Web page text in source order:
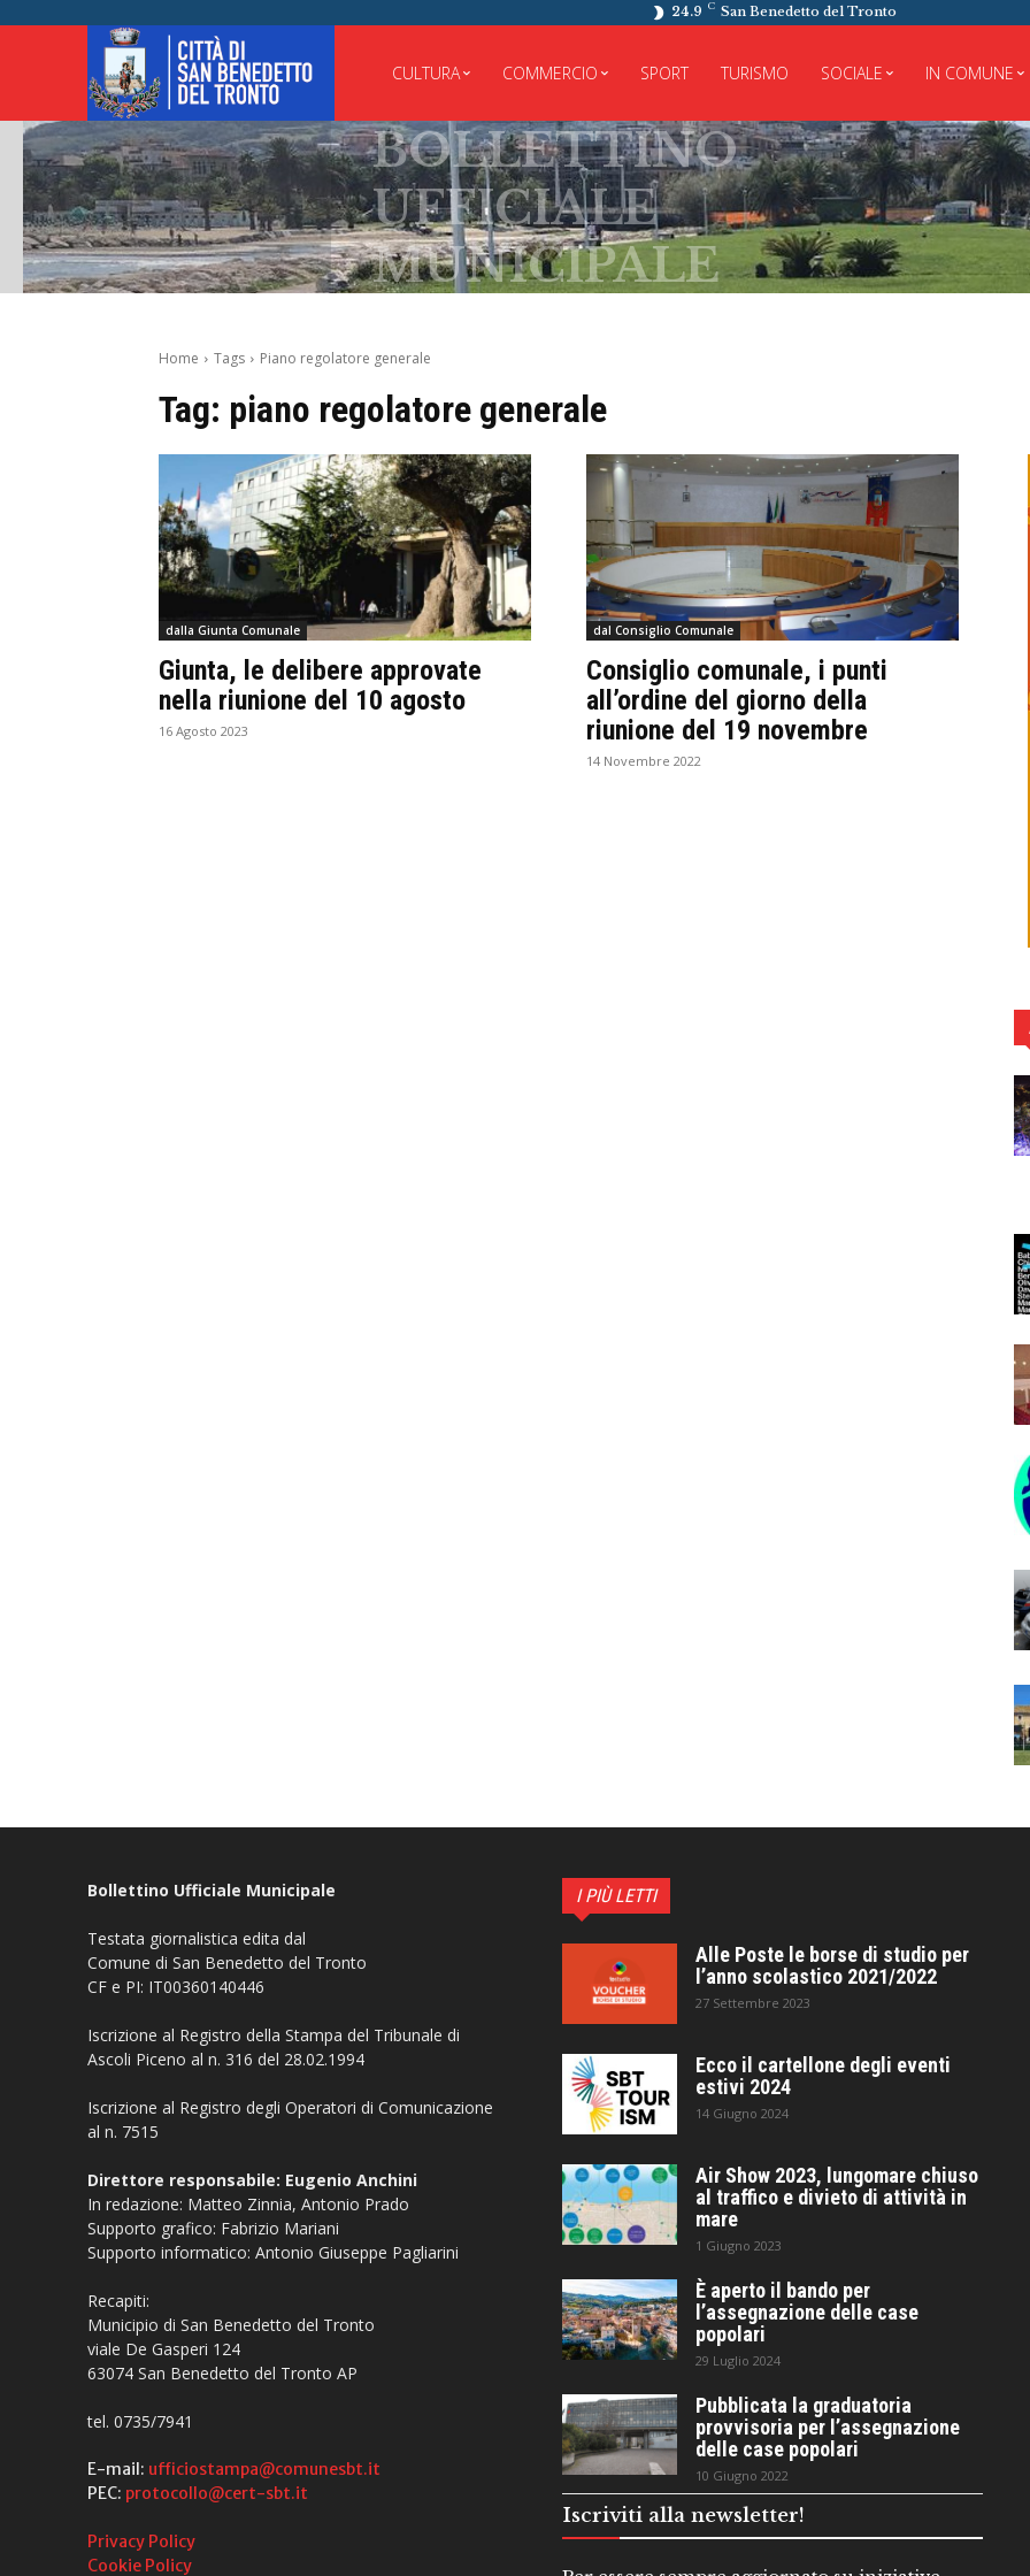
24.9 C San Benedetto del Tronto
CULTURA COMMERCIO SPORT TURISMO SOCIALE IN COMUNE
BOLLETTINO
UFFICIALE
MUNICIPALE
Home Tags Piano regolatore generale
Tag: piano regolatore generale
dalla Giunta Comunale
Giunta, le delibere approvate
nella riunione del 10 agosto
16 Agosto 2023
dal Consiglio Comunale
Consiglio comunale, i punti
all’ordine del giorno della
riunione del 19 novembre
14 Novembre 2022
Bollettino Ufficiale Municipale
Testata giornalistica edita dal
Comune di San Benedetto del Tronto
CF e PI: IT00360140446
Iscrizione al Registro della Stampa del Tribunale di
Ascoli Piceno al n. 316 del 28.02.1994
Iscrizione al Registro degli Operatori di Comunicazione
al n. 7515
Direttore responsabile: Eugenio Anchini
In redazione: Matteo Zinnia, Antonio Prado
Supporto grafico: Fabrizio Mariani
Supporto informatico: Antonio Giuseppe Pagliarini
Recapiti:
Municipio di San Benedetto del Tronto
viale De Gasperi 124
63074 San Benedetto del Tronto AP
tel. 0735/7941
E-mail: ufficiostampa@comunesbt.it
PEC: protocollo@cert-sbt.it
Privacy Policy
Cookie Policy
I PIÙ LETTI
Alle Poste le borse di studio per
l’anno scolastico 2021/2022
27 Settembre 2023
Ecco il cartellone degli eventi
estivi 2024
14 Giugno 2024
Air Show 2023, lungomare chiuso
al traffico e divieto di attività in
mare
1 Giugno 2023
È aperto il bando per
l’assegnazione delle case
popolari
29 Luglio 2024
Pubblicata la graduatoria
provvisoria per l’assegnazione
delle case popolari
10 Giugno 2022
Iscriviti alla newsletter!